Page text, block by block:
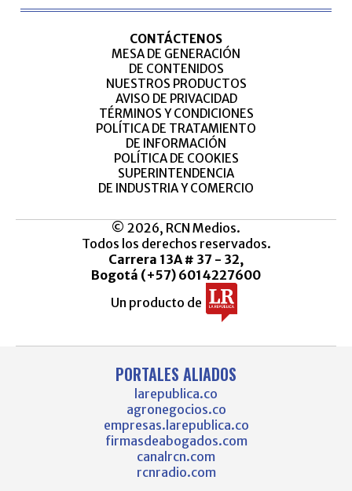
CONTÁCTENOS
MESA DE GENERACIÓN
DE CONTENIDOS
NUESTROS PRODUCTOS
AVISO DE PRIVACIDAD
TÉRMINOS Y CONDICIONES
POLÍTICA DE TRATAMIENTO
DE INFORMACIÓN
POLÍTICA DE COOKIES
SUPERINTENDENCIA
DE INDUSTRIA Y COMERCIO
© 2026, RCN Medios.
Todos los derechos reservados.
Carrera 13A # 37 - 32,
Bogotá (+57) 6014227600
Un producto de
PORTALES ALIADOS
larepublica.co
agronegocios.co
empresas.larepublica.co
firmasdeabogados.com
canalrcn.com
rcnradio.com